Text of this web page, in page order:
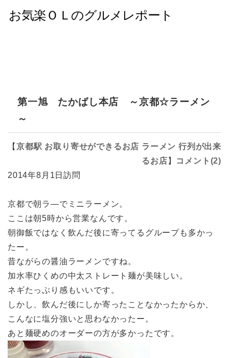
第一旭 たかばし本店 ～京都☆ラーメン
～
【京都駅 お取り寄せができるお店 ラーメン 行列が出来
るお店 】 コメント(2)
2014年8月1日訪問
京都で朝ラ―でミニラーメン。
ここは朝5時から営業なんです。
朝御飯ではなく飲んだ後に寄ってるグループも多かっ
たー。
昔ながらの醤油ラーメンですね。
加水率ひくめの中太ストレート麺が美味しい。
ネギたっぷり感もいいです。
しかし、飲んだ後にしか寄ったことなかったからか、
こんなに塩分強いと思わなかったー。
あと麺硬めのオーダーの方が多かったです。